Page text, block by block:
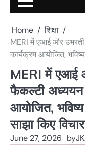
Home
शिक्षा
MERI में एआई और
कार्यक्रम आयोजित,
MERI में एआई
फैकल्टी अध्ययन
आयोजित,
साझा किए विचार
June 27, 2026 by